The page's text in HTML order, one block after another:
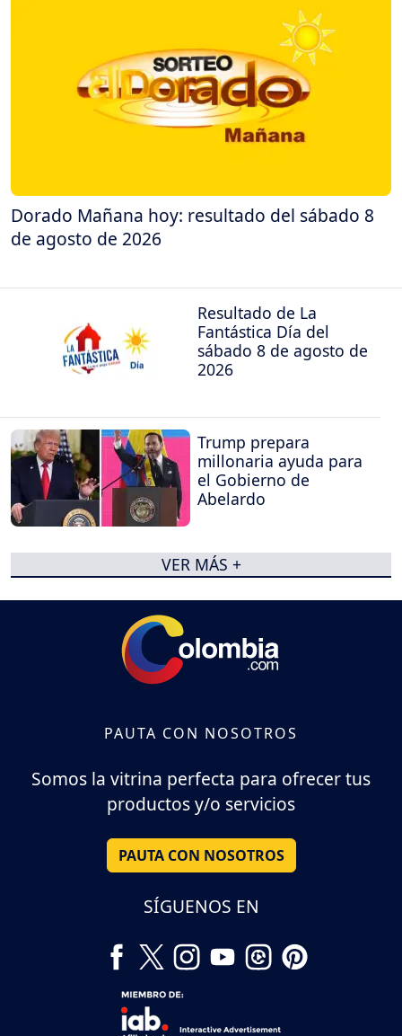
Dorado Mañana hoy: resultado del sábado 8
de agosto de 2026
Resultado de La
Fantástica Día del
sábado 8 de agosto de
2026
Trump prepara
millonaria ayuda para
el Gobierno de
Abelardo
VER MÁS +
PAUTA CON NOSOTROS
Somos la vitrina perfecta para ofrecer tus
productos y/o servicios
PAUTA CON NOSOTROS
SÍGUENOS EN